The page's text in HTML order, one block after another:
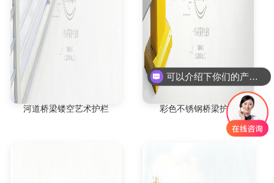
河道桥梁镂空艺术护栏 彩色不锈钢桥梁护栏
可以介绍下你们的产品么